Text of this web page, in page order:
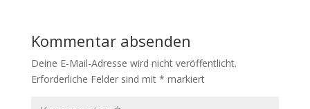
Kommentar absenden
Deine E-Mail-Adresse wird nicht veröffentlicht.
Erforderliche Felder sind mit * markiert